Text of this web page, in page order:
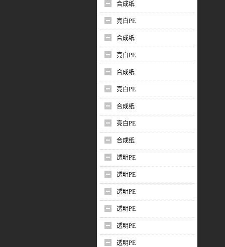
合成纸
亮白PE
合成纸
亮白PE
合成纸
亮白PE
合成纸
亮白PE
合成纸
透明PE
透明PE
透明PE
透明PE
透明PE
透明PE